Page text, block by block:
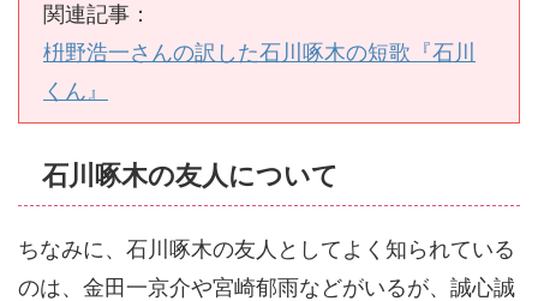
関連記事：
枡野浩一さんの訳した石川啄木の短歌『石川
くん』
石川啄木の友人について
ちなみに、石川啄木の友人としてよく知られている
のは、金田一京介や宮崎郁雨などがいるが、誠心誠